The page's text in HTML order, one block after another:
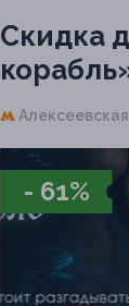
Скидка
Алексеевская,
- 61%